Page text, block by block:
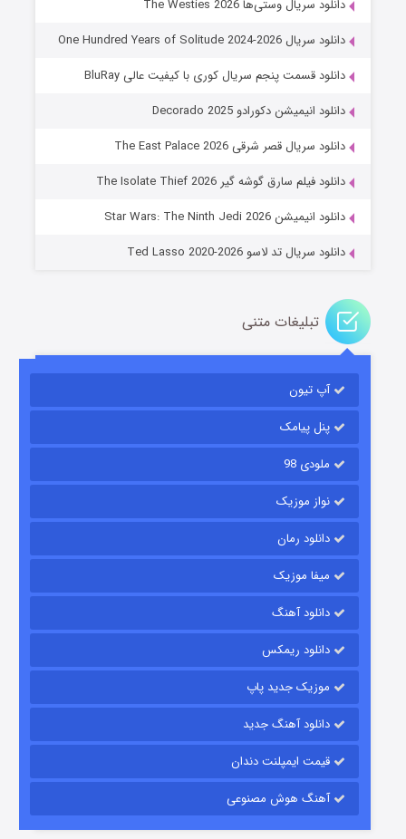
جادوگری در مغولستان
قسمت۱۴ (زیرنویس) منتشر شد
رویایی برای تو
قسمت
دانلود سریال وستی‌ها The Westies 2026
دانلود سریال One Hundred Years of Solitude 2024-2026
دانلود قسمت پنجم سریال کوری با کیفیت عالی BluRay
دانلود انیمیشن دکورادو Decorado 2025
دانلود سریال قصر شرقی The East Palace 2026
دانلود فیلم سارق گوشه گیر The Isolate Thief 2026
دانلود انیمیشن Star Wars: The Ninth Jedi 2026
دانلود سریال تد لاسو Ted Lasso 2020-2026
تبلیغات متنی
آپ تیون
پنل پیامک
ملودی 98
نواز موزیک
دانلود رمان
میفا موزیک
دانلود آهنگ
دانلود ریمکس
موزیک جدید پاپ
دانلود آهنگ جدید
قیمت ایمپلنت دندان
آهنگ هوش مصنوعی